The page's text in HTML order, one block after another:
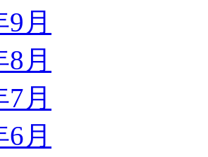
月
月
月
月